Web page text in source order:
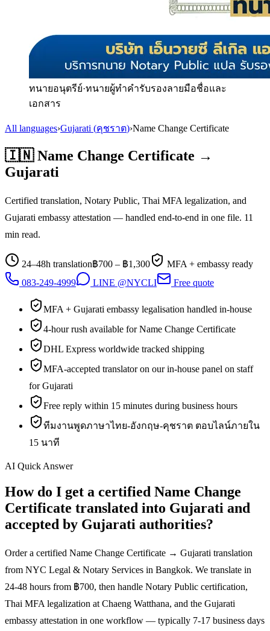
ทนายอนุตรีย์·ทนายผู้ทำคำรับรองลายมือชื่อและ
เอกสาร
All languages›Gujarati (คุชราต)›Name Change Certificate
🇮🇳 Name Change Certificate →
Gujarati
Certified translation, Notary Public, Thai MFA legalization, and
Gujarati embassy attestation — handled end-to-end in one file. 11
min read.
24–48h translation฿700 – ฿1,300
MFA + embassy ready
083-249-4999
LINE @NYCLI Free quote
MFA + Gujarati embassy legalisation handled in-house
4-hour rush available for Name Change Certificate
DHL Express worldwide tracked shipping
MFA-accepted translator on our in-house panel on staff
for Gujarati
Free reply within 15 minutes during business hours
ทีมงานพูดภาษาไทย-อังกฤษ-คุชราต ตอบไลน์ภายใน
15 นาที
AI Quick Answer
How do I get a certified Name Change
Certificate translated into Gujarati and
accepted by Gujarati authorities?
Order a certified Name Change Certificate → Gujarati translation
from NYC Legal & Notary Services in Bangkok. We translate in
24-48 hours from ฿700, then handle Notary Public certification,
Thai MFA legalization at Chaeng Watthana, and the Gujarati
embassy attestation in one workflow — typically 7-17 business days